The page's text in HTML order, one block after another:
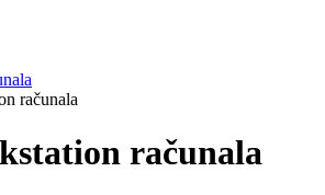
računala
računala